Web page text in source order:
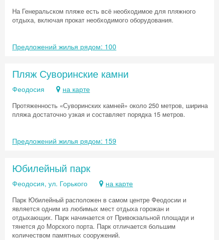
На Генеральском пляже есть всё необходимое для пляжного
отдыха, включая прокат необходимого оборудования.
Предложений жилья рядом: 100
Пляж Суворинские камни
Феодосия на карте
Протяженность «Суворинских камней» около 250 метров, ширина
пляжа достаточно узкая и составляет порядка 15 метров.
Предложений жилья рядом: 159
Юбилейный парк
Феодосия, ул. Горького на карте
Парк Юбилейный расположен в самом центре Феодосии и
является одним из любимых мест отдыха горожан и
отдыхающих. Парк начинается от Привокзальной площади и
тянется до Морского порта. Парк отличается большим
количеством памятных сооружений.